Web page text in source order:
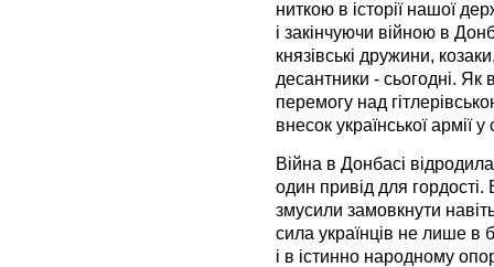
ниткою в історії нашої
і закінчуючи війною в
князівські дружини,
десантники - сьогодні. Як
перемогу над
внесок української армії
Війна в Донбасі
один привід для гордості.
змусили замовкнути
сила українців не лише в
і в істинно народному